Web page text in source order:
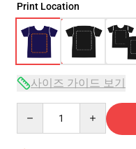
Print Location
사이즈 가이드 보기